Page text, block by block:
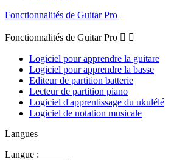
Fonctionnalités de Guitar Pro
Fonctionnalités de Guitar Pro  
Logiciel pour apprendre la guitare
Logiciel pour apprendre la basse
Editeur de partition batterie
Lecteur de partition piano
Logiciel d'apprentissage du ukulélé
Logiciel de notation musicale
Langues
Langue :